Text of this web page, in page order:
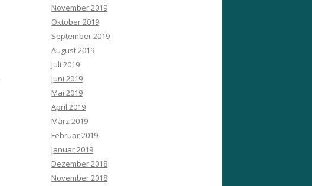
November 2019
Oktober 2019
September 2019
August 2019
Juli 2019
Juni 2019
Mai 2019
April 2019
März 2019
Februar 2019
Januar 2019
Dezember 2018
November 2018